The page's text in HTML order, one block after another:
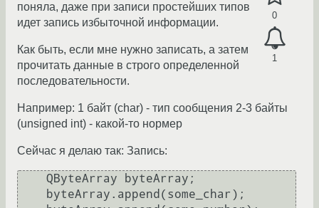
0
1
поняла, даже при записи простейших типов
идет запись избыточной информации.
Как быть, если мне нужно записать, а затем
прочитать данные в строго определенной
последовательности.
Например: 1 байт (char) - тип сообщения 2-3 байты
(unsigned int) - какой-то нормер
Сейчас я делаю так: Запись: